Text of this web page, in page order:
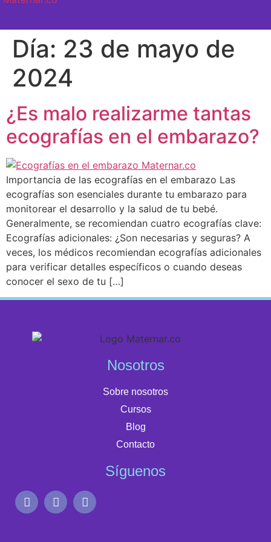
Día: 23 de mayo de
2024
¿Es malo realizarme tantas
ecografías en el embarazo?
Importancia de las ecografías en el embarazo Las
ecografías son esenciales durante tu embarazo para
monitorear el desarrollo y la salud de tu bebé.
Generalmente, se recomiendan cuatro ecografías clave:
Ecografías adicionales: ¿Son necesarias y seguras? A
veces, los médicos recomiendan ecografías adicionales
para verificar detalles específicos o cuando deseas
conocer el sexo de tu […]
Nosotros
Sobre nosotros
Cursos
Blog
Contacto
Síguenos